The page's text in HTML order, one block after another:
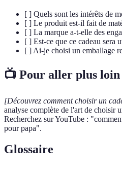
[ ] Quels sont les intérêts de
[ ] Le produit est-il fait de
[ ] La marque a-t-elle des
[ ] Est-ce que ce cadeau sera
[ ] Ai-je choisi un emballage
📺 Pour aller plus loin
[Découvrez comment choisir un
analyse complète de l'art de choisir
Recherchez sur YouTube :
pour papa".
Glossaire